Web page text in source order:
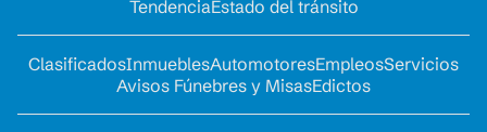
TendenciaEstado del tránsito
ClasificadosInmueblesAutomotoresEmpleosServicios
Avisos Fúnebres y MisasEdictos